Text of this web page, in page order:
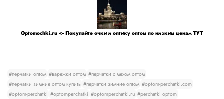
Optomochki.ru <-- Покупайте очки и оптику оптом по низким ценам ТУТ
#перчатки оптом #варежки оптом #перчатки с мехом оптом
#перчатки зимние оптом купить #перчатки зимние оптом #optom-perchatki.com
#optom-perchatki #optomperchatki #optomperchatki.ru #perchatki optom